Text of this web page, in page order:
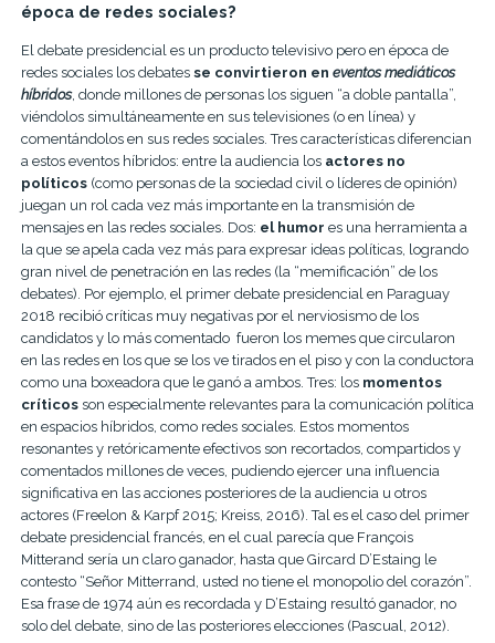
época de redes sociales?
El debate presidencial es un producto televisivo pero en época de
redes sociales los debates se convirtieron en eventos mediáticos
híbridos, donde millones de personas los siguen “a doble pantalla”,
viéndolos simultáneamente en sus televisiones (o en línea) y
comentándolos en sus redes sociales. Tres características diferencian
a estos eventos híbridos: entre la audiencia los actores no
políticos(como personas de la sociedad civil o líderes de opinión)
juegan un rol cada vez más importante en la transmisión de
mensajes en las redes sociales. Dos: el humor es una herramienta a
la que se apela cada vez más para expresar ideas políticas, logrando
gran nivel de penetración en las redes (la “memificación” de los
debates). Por ejemplo, el primer debate presidencial en Paraguay
2018 recibió críticas muy negativas por el nerviosismo de los
candidatos y lo más comentado fueron los memes que circularon
en las redes en los que se los ve tirados en el piso y con la conductora
como una boxeadora que le ganó a ambos. Tres: los momentos
críticosson especialmente relevantes para la comunicación política
en espacios híbridos, como redes sociales. Estos momentos
resonantes y retóricamente efectivos son recortados, compartidos y
comentados millones de veces, pudiendo ejercer una influencia
significativa en las acciones posteriores de la audiencia u otros
actores (Freelon & Karpf 2015; Kreiss, 2016). Tal es el caso del primer
debate presidencial francés, en el cual parecía que François
Mitterand sería un claro ganador, hasta que Gircard D’Estaing le
contesto “Señor Mitterrand, usted no tiene el monopolio del corazón”.
Esa frase de 1974 aún es recordada y D’Estaing resultó ganador, no
solo del debate, sino de las posteriores elecciones (Pascual, 2012).